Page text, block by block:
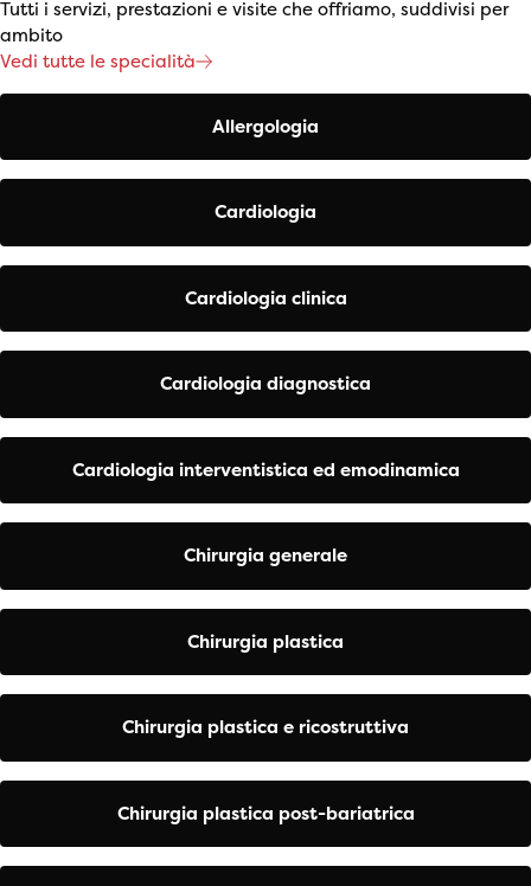
Tutti i servizi, prestazioni e visite che offriamo, suddivisi per
ambito
Vedi tutte le specialità
Allergologia
Cardiologia
Cardiologia clinica
Cardiologia diagnostica
Cardiologia interventistica ed emodinamica
Chirurgia generale
Chirurgia plastica
Chirurgia plastica e ricostruttiva
Chirurgia plastica post-bariatrica